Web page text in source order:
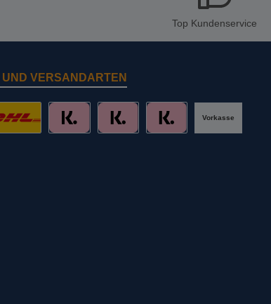
Top Kundenservice
VERSANDARTEN
Vorkasse